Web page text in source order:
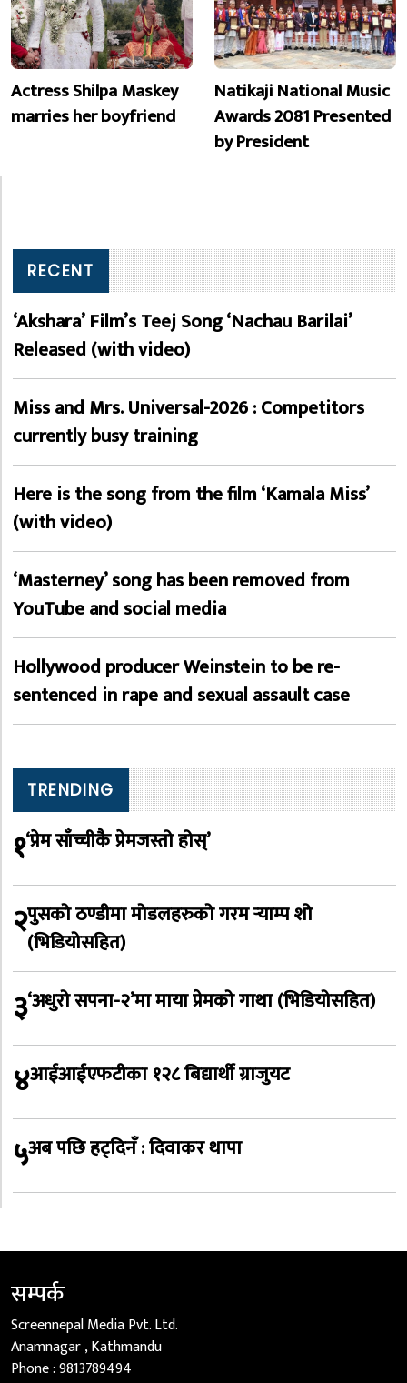
Actress Shilpa Maskey
marries her boyfriend
Natikaji National Music
Awards 2081 Presented
by President
RECENT
‘Akshara’ Film’s Teej Song ‘Nachau Barilai’
Released (with video)
Miss and Mrs. Universal-2026 : Competitors
currently busy training
Here is the song from the film ‘Kamala Miss’
(with video)
‘Masterney’ song has been removed from
YouTube and social media
Hollywood producer Weinstein to be re-
sentenced in rape and sexual assault case
TRENDING
१‘प्रेम साँच्चीकै प्रेमजस्तो होस्’
२पुसको ठण्डीमा मोडलहरुको गरम र्‍याम्प शो
(भिडियोसहित)
३‘अधुरो सपना-२’मा माया प्रेमको गाथा (भिडियोसहित)
४आईआईएफटीका १२८ बिद्यार्थी ग्राजुयट
५अब पछि हट्दिनँ : दिवाकर थापा
सम्पर्क
Screennepal Media Pvt. Ltd.
Anamnagar , Kathmandu
Phone :9813789494